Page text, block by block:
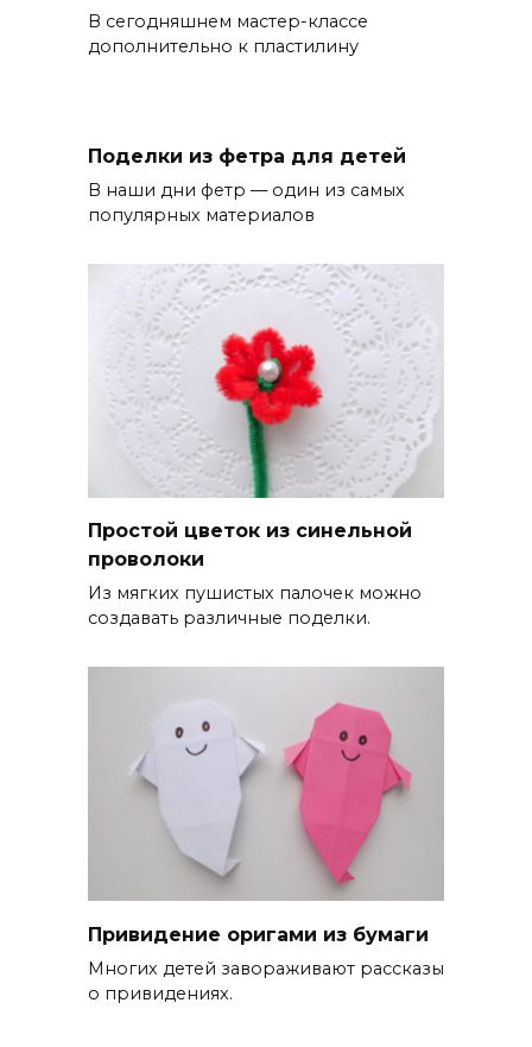
В сегодняшнем мастер-классе
дополнительно к пластилину
Поделки из фетра для детей
В наши дни фетр — один из самых
популярных материалов
Простой цветок из синельной
проволоки
Из мягких пушистых палочек можно
создавать различные поделки.
Привидение оригами из бумаги
Многих детей завораживают рассказы
о привидениях.